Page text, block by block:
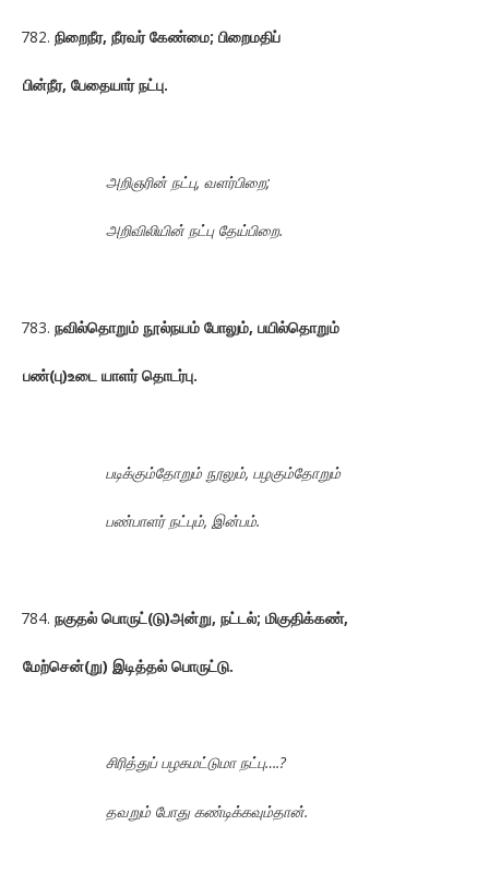
நிறைநீர, நீரவர் கேண்மை; பிறைமதிப்
பின்நீர, பேதையார் நட்பு.
அறிஞரின் நட்பு, வளர்பிறை;
அறிவிலியின் நட்பு தேய்பிறை.
நவில்தொறும் நூல்நயம் போலும், பயில்தொறும்
பண்(பு)உடை யாளர் தொடர்பு.
படிக்கும்தோறும் நூலும், பழகும்தோறும்
பண்பாளர் நட்பும், இன்பம்.
நகுதல் பொருட்(டு)அன்று, நட்டல்; மிகுதிக்கண்,
மேற்சென்(று) இடித்தல் பொருட்டு.
சிரித்துப் பழகமட்டுமா நட்பு….?
தவறும் போது கண்டிக்கவும்தான்.